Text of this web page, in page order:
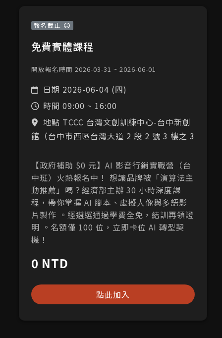
報名截止
免費實體課程
開放報名時間 2026-03-31 ~ 2026-06-01
日期 2026-06-04 (四)
時間 09:00 ~ 16:00
地點 TCCC 台灣文創訓練中心-台中新創
館（台中市西區台灣大道 2 段 2 號 3 樓之 3
【政府補助 $0 元】AI 影音行銷實戰營（台
中班）火熱報名中！ 想讓品牌被「演算法主
動推薦」嗎？經濟部主辦 30 小時深度課
程，帶你掌握 AI 腳本、虛擬人像與多語影
片製作 。經遴選通過學費全免，結訓再領證
明 。名額僅 100 位，立即卡位 AI 轉型契
機！
0 NTD
點此加入